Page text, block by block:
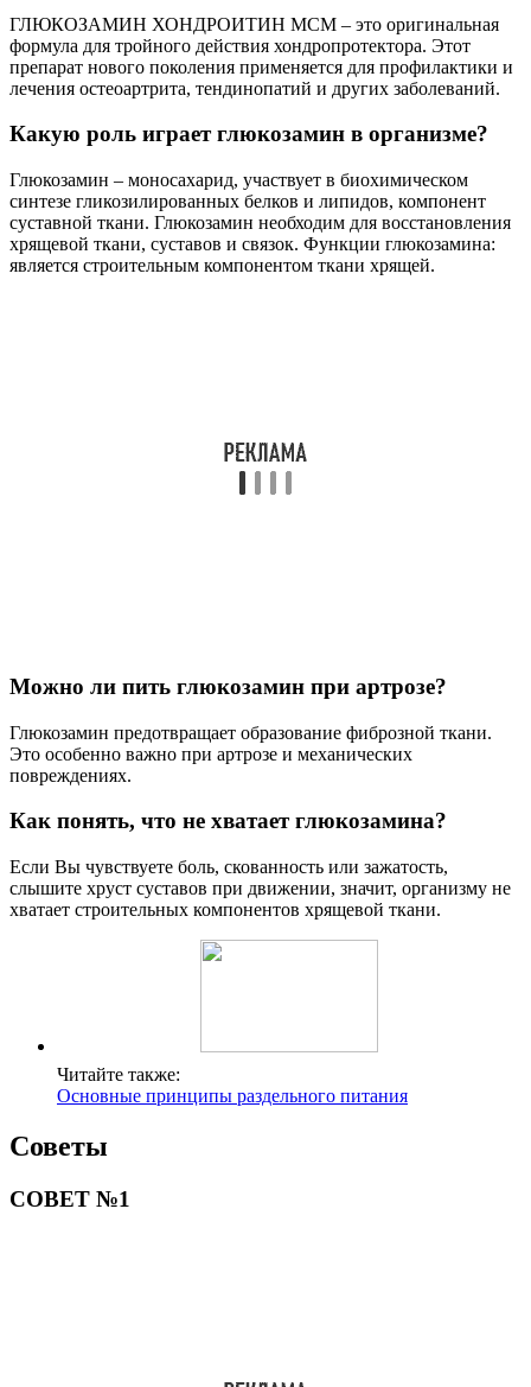
ГЛЮКОЗАМИН ХОНДРОИТИН МСМ – это оригинальная
формула для тройного действия хондропротектора. Этот
препарат нового поколения применяется для профилактики и
лечения остеоартрита, тендинопатий и других заболеваний.
Какую роль играет глюкозамин в организме?
Глюкозамин – моносахарид, участвует в биохимическом
синтезе гликозилированных белков и липидов, компонент
суставной ткани. Глюкозамин необходим для восстановления
хрящевой ткани, суставов и связок. Функции глюкозамина:
является строительным компонентом ткани хрящей.
Можно ли пить глюкозамин при артрозе?
Глюкозамин предотвращает образование фиброзной ткани.
Это особенно важно при артрозе и механических
повреждениях.
Как понять, что не хватает глюкозамина?
Если Вы чувствуете боль, скованность или зажатость,
слышите хруст суставов при движении, значит, организму не
хватает строительных компонентов хрящевой ткани.
Читайте также:
Основные принципы раздельного питания
Советы
СОВЕТ №1